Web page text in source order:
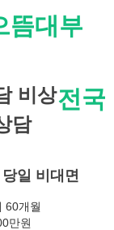
뜸대부
전국
비상
담
일 비대면
60개월
만원